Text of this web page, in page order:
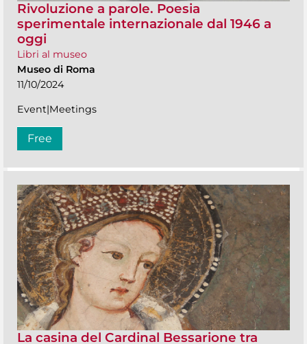
Rivoluzione a parole. Poesia
sperimentale internazionale dal 1946 a
oggi
Libri al museo
Museo di Roma
11/10/2024
Event|Meetings
Free
La casina del Cardinal Bessarione tra